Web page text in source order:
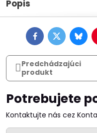
Popis
FacebookTwitter
Predchádzajúci
produkt
Potrebujete
Kontaktujte nás cez